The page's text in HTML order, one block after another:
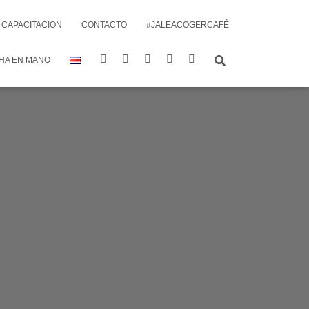
CAPACITACION CONTACTO #JALEACOGERCAFÉ
EN MANO